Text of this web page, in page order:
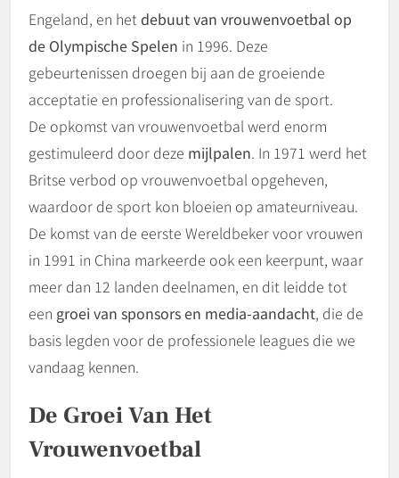
Engeland, en het debuut van vrouwenvoetbal op
de Olympische Spelen in 1996. Deze
gebeurtenissen droegen bij aan de groeiende
acceptatie en professionalisering van de sport.
De opkomst van vrouwenvoetbal werd enorm
gestimuleerd door deze mijlpalen. In 1971 werd het
Britse verbod op vrouwenvoetbal opgeheven,
waardoor de sport kon bloeien op amateurniveau.
De komst van de eerste Wereldbeker voor vrouwen
in 1991 in China markeerde ook een keerpunt, waar
meer dan 12 landen deelnamen, en dit leidde tot
een groei van sponsors en media-aandacht, die de
basis legden voor de professionele leagues die we
vandaag kennen.
De Groei Van Het
Vrouwenvoetbal